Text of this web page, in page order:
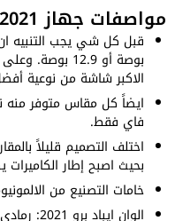
مواصفات جهاز Apple iPad Pro 2021
بوصة أو 12.9
الاكبر شاشة من نوعية
ايضاً كل مقاس متوفر
فاي فقط.
اختلف التصميم قليلاً
بحيث اصبح إطار
خامات التصنيع من
الوان ايباد برو 2021: رمادي – فضي.